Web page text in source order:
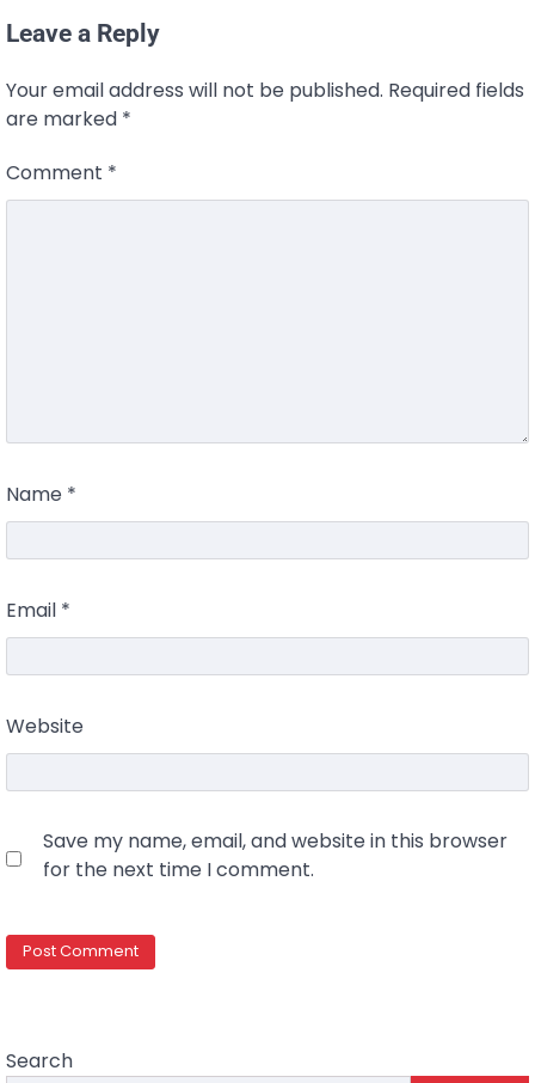
Leave a Reply
Your email address will not be published. Required fields
are marked *
Comment *
Name *
Email *
Website
Save my name, email, and website in this browser
for the next time I comment.
Search